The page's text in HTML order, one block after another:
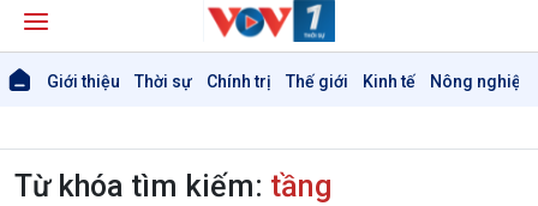
Giới thiệu Thời sự Chính trị Thế giới Kinh tế Nông nghiệp
Từ khóa tìm kiếm: tầng